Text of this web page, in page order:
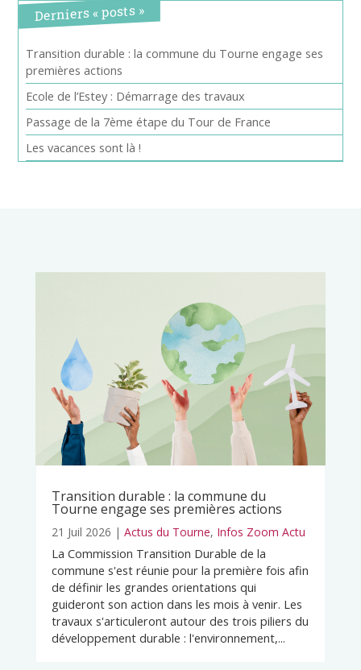
Derniers « posts »
Transition durable : la commune du Tourne engage ses
premières actions
Ecole de l’Estey : Démarrage des travaux
Passage de la 7ème étape du Tour de France
Les vacances sont là !
Transition durable : la commune du
Tourne engage ses premières actions
21 Juil 2026 | Actus du Tourne, Infos Zoom Actu
La Commission Transition Durable de la
commune s'est réunie pour la première fois afin
de définir les grandes orientations qui
guideront son action dans les mois à venir. Les
travaux s'articuleront autour des trois piliers du
développement durable : l'environnement,...